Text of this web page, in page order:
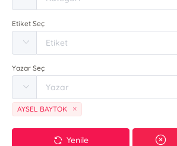
Etiket Seç
Yazar Seç
AYSEL BAYTOK
Yenile